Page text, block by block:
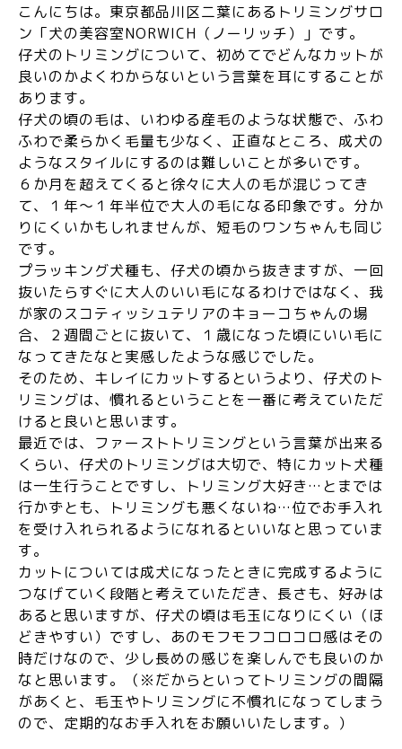
こんにちは。東京都品川区二葉にあるトリミングサロ
ン「犬の美容室NORWICH（ノーリッチ）」です。
仔犬のトリミングについて、初めてでどんなカットが
良いのかよくわからないという言葉を耳にすることが
あります。
仔犬の頃の毛は、いわゆる産毛のような状態で、ふわ
ふわで柔らかく毛量も少なく、正直なところ、成犬の
ようなスタイルにするのは難しいことが多いです。
６か月を超えてくると徐々に大人の毛が混じってき
て、１年～１年半位で大人の毛になる印象です。分か
りにくいかもしれませんが、短毛のワンちゃんも同じ
です。
プラッキング犬種も、仔犬の頃から抜きますが、一回
抜いたらすぐに大人のいい毛になるわけではなく、我
が家のスコティッシュテリアのキョーコちゃんの場
合、２週間ごとに抜いて、１歳になった頃にいい毛に
なってきたなと実感したような感じでした。
そのため、キレイにカットするというより、仔犬のト
リミングは、慣れるということを一番に考えていただ
けると良いと思います。
最近では、ファーストトリミングという言葉が出来る
くらい、仔犬のトリミングは大切で、特にカット犬種
は一生行うことですし、トリミング大好き…とまでは
行かずとも、トリミングも悪くないね…位でお手入れ
を受け入れられるようになれるといいなと思っていま
す。
カットについては成犬になったときに完成するように
つなげていく段階と考えていただき、長さも、好みは
あると思いますが、仔犬の頃は毛玉になりにくい（ほ
どきやすい）ですし、あのモフモフコロコロ感はその
時だけなので、少し長めの感じを楽しんでも良いのか
なと思います。（※だからといってトリミングの間隔
があくと、毛玉やトリミングに不慣れになってしまう
ので、定期的なお手入れをお願いいたします。）